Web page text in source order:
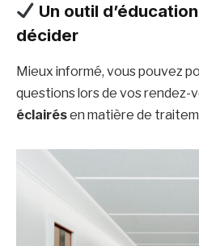
Un outil
décider
Mieux informé, vous pouvez
questions lors de vos rendez-
éclairésen matière de